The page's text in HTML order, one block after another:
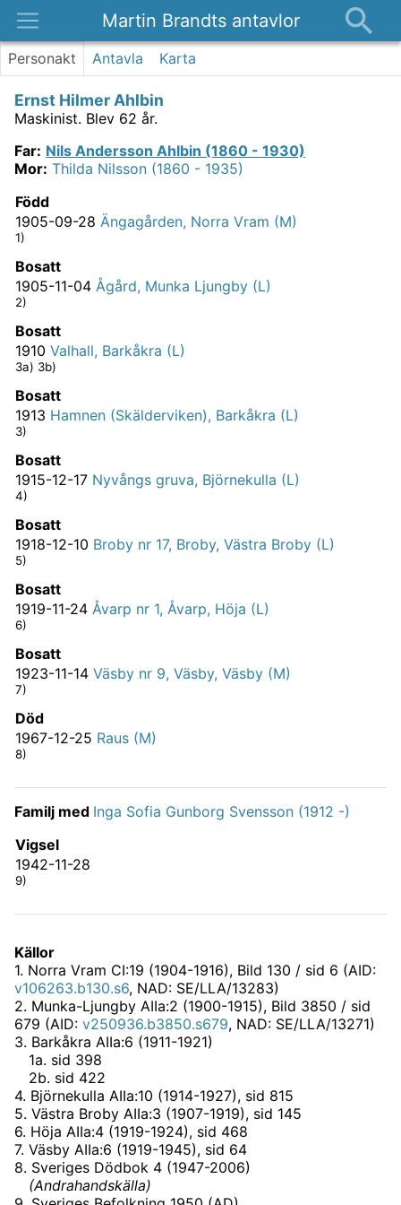
Martin Brandts antavlor
Platser
Om
Kontakt
Personakt Antavla Karta
Ernst Hilmer Ahlbin
Maskinist. Blev 62 år.
Far: Nils Andersson Ahlbin (1860 - 1930)
Mor: Thilda Nilsson (1860 - 1935)
Född
1905-09-28 Ängagården, Norra Vram (M)
1)
Bosatt
1905-11-04 Ågård, Munka Ljungby (L)
2)
Bosatt
1910 Valhall, Barkåkra (L)
3a) 3b)
Bosatt
1913 Hamnen (Skälderviken), Barkåkra (L)
3)
Bosatt
1915-12-17 Nyvångs gruva, Björnekulla (L)
4)
Bosatt
1918-12-10 Broby nr 17, Broby, Västra Broby (L)
5)
Bosatt
1919-11-24 Åvarp nr 1, Åvarp, Höja (L)
6)
Bosatt
1923-11-14 Väsby nr 9, Väsby, Väsby (M)
7)
Död
1967-12-25 Raus (M)
8)
Familj med Inga Sofia Gunborg Svensson (1912 -)
Vigsel
1942-11-28
9)
Källor
1. Norra Vram CI:19 (1904-1916), Bild 130 / sid 6 (AID:
v106263.b130.s6, NAD: SE/LLA/13283)
2. Munka-Ljungby AIIa:2 (1900-1915), Bild 3850 / sid
679 (AID: v250936.b3850.s679, NAD: SE/LLA/13271)
3. Barkåkra AIIa:6 (1911-1921)
1a. sid 398
2b. sid 422
4. Björnekulla AIIa:10 (1914-1927), sid 815
5. Västra Broby AIIa:3 (1907-1919), sid 145
6. Höja AIIa:4 (1919-1924), sid 468
7. Väsby AIIa:6 (1919-1945), sid 64
8. Sveriges Dödbok 4 (1947-2006)
(Andrahandskälla)